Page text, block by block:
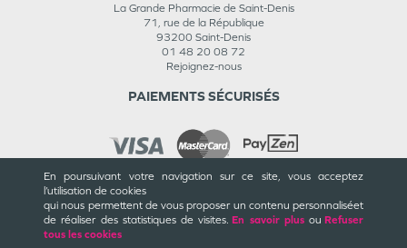
En poursuivant votre navigation sur ce site, vous acceptez
l’utilisation de cookies
qui nous permettent de vous proposer un contenu personnaliséet
de réaliser des statistiques de visites. En savoir plusou Refuser
tous les cookies
La Grande Pharmacie de Saint-Denis
71, rue de la République
93200 Saint-Denis
01 48 20 08 72
Rejoignez-nous
CGU / CGV
PAIEMENTS SÉCURISÉS